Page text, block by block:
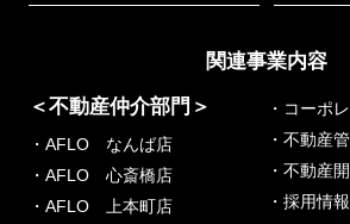
関連事業内容
＜不動産仲介部門＞
・AFLO なんば店
・AFLO 心斎橋店
・AFLO 上本町店
・コーポ
・不動産
・不動産
・採用情報